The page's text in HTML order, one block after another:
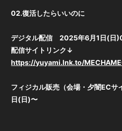
02.復活したらいいのに
デジタル配信 2025年6月1日(日
配信サイトリンク↓
https://yuyami.lnk.to/
フィジカル販売（会場・夕闇EC
日(日)〜